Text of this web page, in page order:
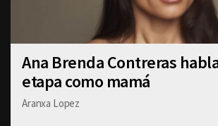
Ana Brenda Contreras
etapa como mamá
Aranxa Lopez